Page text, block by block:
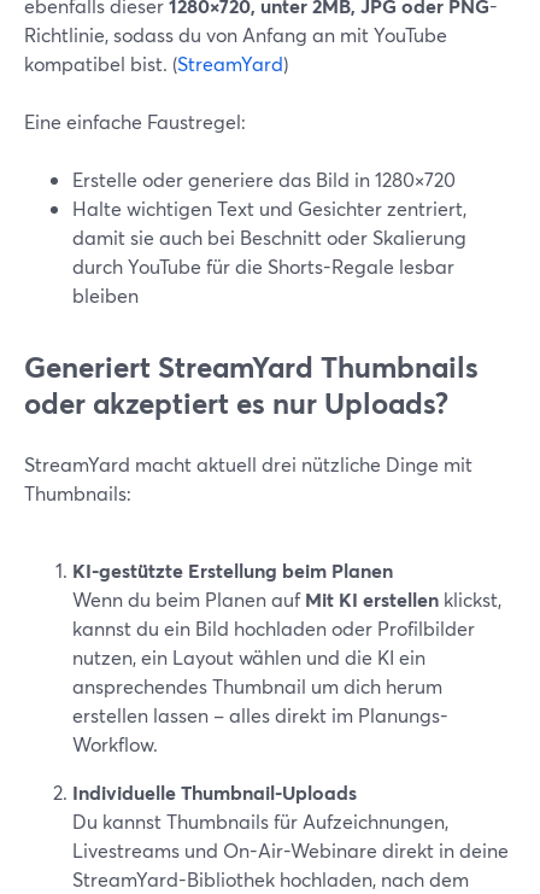
ebenfalls dieser1280×720, unter 2MB, JPG oder PNG-
Richtlinie, sodass du von Anfang an mit YouTube
kompatibel bist. (StreamYard)
Eine einfache Faustregel:
Erstelle oder generiere das Bild in 1280×720
Halte wichtigen Text und Gesichter zentriert,
damit sie auch bei Beschnitt oder Skalierung
durch YouTube für die Shorts-Regale lesbar
bleiben
Generiert StreamYard Thumbnails
oder akzeptiert es nur Uploads?
StreamYard macht aktuell drei nützliche Dinge mit
Thumbnails:
KI-gestützte Erstellung beim Planen
Wenn du beim Planen aufMit KI erstellen klickst,
kannst du ein Bild hochladen oder Profilbilder
nutzen, ein Layout wählen und die KI ein
ansprechendes Thumbnail um dich herum
erstellen lassen – alles direkt im Planungs-
Workflow.
Individuelle Thumbnail-Uploads
Du kannst Thumbnails für Aufzeichnungen,
Livestreams und On-Air-Webinare direkt in deine
StreamYard-Bibliothek hochladen, nach dem